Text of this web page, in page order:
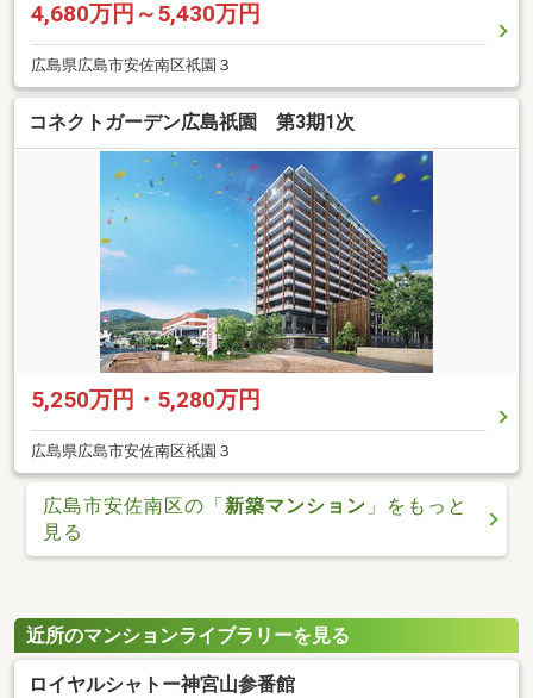
4,680万円～5,430万円
広島県広島市安佐南区祇園３
コネクトガーデン広島祇園 第3期1次
5,250万円・5,280万円
広島県広島市安佐南区祇園３
広島市安佐南区の「 新築マンション 」をもっと
見る
近所のマンションライブラリーを見る
ロイヤルシャトー神宮山参番館